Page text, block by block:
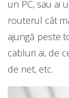
un PC, sau ai
routerul cât
ajungă peste
cabluri ai, de
de net, etc.